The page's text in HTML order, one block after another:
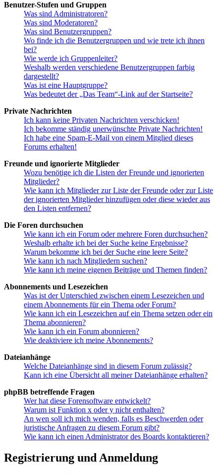
Benutzer-Stufen und Gruppen
Was sind Administratoren?
Was sind Moderatoren?
Was sind Benutzergruppen?
Wo finde ich die Benutzergruppen und wie trete ich ihnen
bei?
Wie werde ich Gruppenleiter?
Weshalb werden verschiedene Benutzergruppen farbig
dargestellt?
Was ist eine Hauptgruppe?
Was bedeutet der „Das Team“-Link auf der Startseite?
Private Nachrichten
Ich kann keine Privaten Nachrichten verschicken!
Ich bekomme ständig unerwünschte Private Nachrichten!
Ich habe eine Spam-E-Mail von einem Mitglied dieses
Forums erhalten!
Freunde und ignorierte Mitglieder
Wozu benötige ich die Listen der Freunde und ignorierten
Mitglieder?
Wie kann ich Mitglieder zur Liste der Freunde oder zur Liste
der ignorierten Mitglieder hinzufügen oder diese wieder aus
den Listen entfernen?
Die Foren durchsuchen
Wie kann ich ein Forum oder mehrere Foren durchsuchen?
Weshalb erhalte ich bei der Suche keine Ergebnisse?
Warum bekomme ich bei der Suche eine leere Seite?
Wie kann ich nach Mitgliedern suchen?
Wie kann ich meine eigenen Beiträge und Themen finden?
Abonnements und Lesezeichen
Was ist der Unterschied zwischen einem Lesezeichen und
einem Abonnements für ein Thema oder Forum?
Wie kann ich ein Lesezeichen auf ein Thema setzen oder ein
Thema abonnieren?
Wie kann ich ein Forum abonnieren?
Wie deaktiviere ich meine Abonnements?
Dateianhänge
Welche Dateianhänge sind in diesem Forum zulässig?
Kann ich eine Übersicht all meiner Dateianhänge erhalten?
phpBB betreffende Fragen
Wer hat diese Forensoftware entwickelt?
Warum ist Funktion x oder y nicht enthalten?
An wen soll ich mich wenden, falls es Beschwerden oder
juristische Anfragen zu diesem Forum gibt?
Wie kann ich einen Administrator des Boards kontaktieren?
Registrierung und Anmeldung